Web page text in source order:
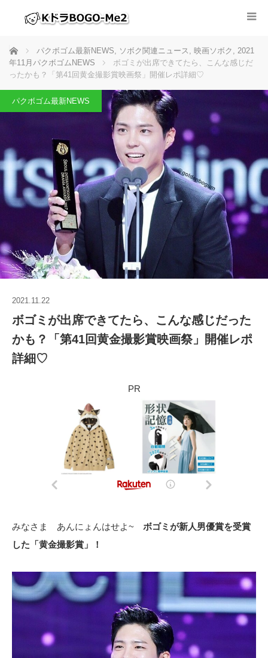
ホーム パクボゴム最新NEWS, ソボク関連ニュース , 映画ソボク , 2021
年11月パクボゴムNEWS
ボゴミが出席できてたら、こんな感じだ
ったかも？「第41回黄金撮影賞映画祭」開催レポ詳細♡
パクボゴム最新NEWS
2021.11.22
ボゴミが出席できてたら、こんな感じだった
かも？「第41回黄金撮影賞映画祭」開催レポ
詳細♡
PR
みなさま あんにょんはせよ~ ボゴミが新人男優賞を受賞
した「黄金撮影賞」！